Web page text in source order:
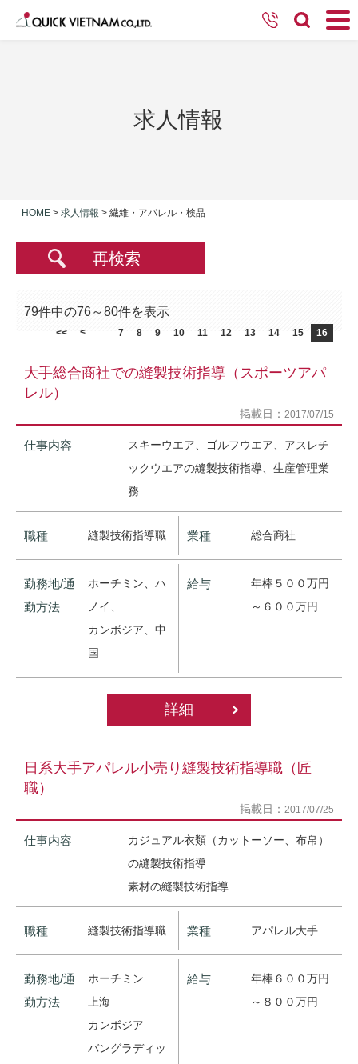
求人情報
HOME > 求人情報 > 繊維・アパレル・検品
再検索
79件中の76～80件を表示
<< < 7 8 9 10 11 12 13 14 15 16
大手総合商社での縫製技術指導（スポーツアパ
レル）
掲載日： 2017/07/15
仕事内容
スキーウエア、ゴルフウエア、アスレチ
ックウエアの縫製技術指導、生産管理業
務
職種 縫製技術指導職 業種 総合商社
勤務地/通
勤方法
ホーチミン、ハ
ノイ、
カンボジア、中
国
給与
年棒５００万円
～６００万円
詳細
日系大手アパレル小売り縫製技術指導職（匠
職）
掲載日： 2017/07/25
仕事内容
カジュアル衣類（カットーソー、布帛）
の縫製技術指導
素材の縫製技術指導
職種 縫製技術指導職 業種 アパレル大手
勤務地/通
勤方法
ホーチミン
上海
カンボジア
バングラディッ
給与
年棒６００万円
～８００万円